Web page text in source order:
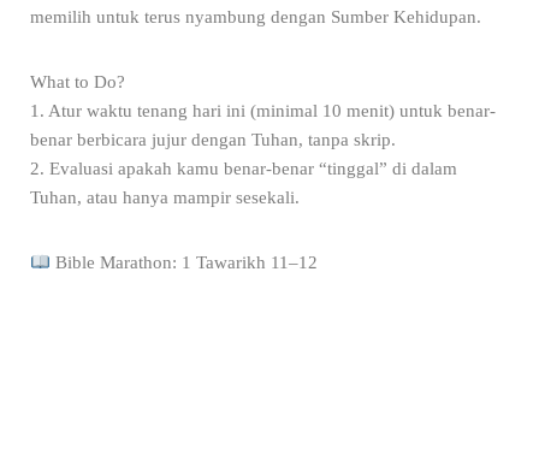
memilih untuk terus nyambung dengan Sumber Kehidupan.
What to Do?
1. Atur waktu tenang hari ini (minimal 10 menit) untuk benar-
benar berbicara jujur dengan Tuhan, tanpa skrip.
2. Evaluasi apakah kamu benar-benar “tinggal” di dalam
Tuhan, atau hanya mampir sesekali.
Bible Marathon: 1 Tawarikh 11–12